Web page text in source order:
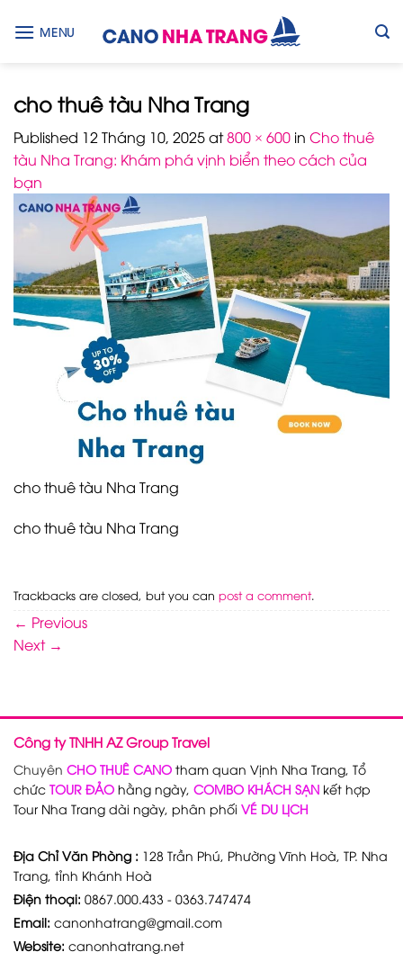
MENU
cho thuê tàu Nha Trang
Published 12 Tháng 10, 2025at800 × 600 in Cho thuê
tàu Nha Trang: Khám phá vịnh biển theo cách của
bạn
cho thuê tàu Nha Trang
cho thuê tàu Nha Trang
Trackbacks are closed, but you can post a comment.
← Previous
Next →
Công ty TNHH AZ Group Travel
Chuyên CHO THUÊ CANO tham quan Vịnh Nha Trang, Tổ
chức TOUR ĐẢO hằng ngày, COMBO KHÁCH SẠN kết hợp
Tour Nha Trang dài ngày, phân phối VÉ DU LỊCH
Địa Chỉ Văn Phòng : 128 Trần Phú, Phường Vĩnh Hoà, TP. Nha
Trang, tỉnh Khánh Hoà
Điện thoại: 0867.000.433 - 0363.747474
Email: canonhatrang@gmail.com
Website: canonhatrang.net